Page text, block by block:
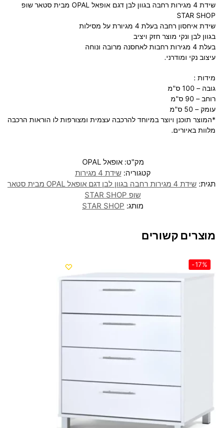
שידת 4 מגירות רחבה בגוון לבן דגם אופאל OPAL מבית סטאר שופ
STAR SHOP
שידת איחסון רחבה בעלת 4 מגיורת על מסילות
בגוון לבן ונקי מוצר חזק ויציב
בעלת 4 מגירות רחבות לאחסנה מרובה ונוחה
עיצוב נקי ומודרני.
מידות :
גובה – 100 ס"מ
רוחב – 90 ס"מ
עומק – 50 ס"מ
*המוצר תוכנן ויוצר במיוחד להרכבה עצמית ומצורפות לו הוראות הרכבה
מלוות באיורים.
מק"ט:אופאל OPAL
קטגוריה:שידת 4 מגירות
תגית:
שידת 4 מגירות רחבה בגוון לבן דגם אופאל OPAL מבית סטאר
שופ STAR SHOP
מותג: STAR SHOP
מוצרים קשורים
-17%